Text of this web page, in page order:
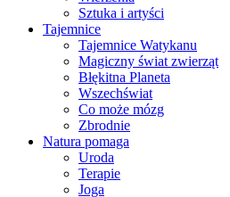
Sztuka i artyści
Tajemnice
Tajemnice Watykanu
Magiczny świat zwierząt
Błękitna Planeta
Wszechświat
Co może mózg
Zbrodnie
Natura pomaga
Uroda
Terapie
Joga